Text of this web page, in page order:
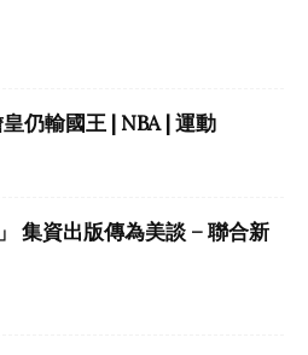
仍輸國王 | NBA | 運動
集資出版傳為美談 – 聯合新